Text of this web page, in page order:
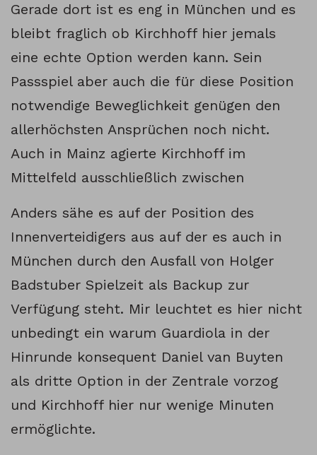
Gerade dort ist es eng in München und es
bleibt fraglich ob Kirchhoff hier jemals
eine echte Option werden kann. Sein
Passspiel aber auch die für diese Position
notwendige Beweglichkeit genügen den
allerhöchsten Ansprüchen noch nicht.
Auch in Mainz agierte Kirchhoff im
Mittelfeld ausschließlich zwischen
Anders sähe es auf der Position des
Innenverteidigers aus auf der es auch in
München durch den Ausfall von Holger
Badstuber Spielzeit als Backup zur
Verfügung steht. Mir leuchtet es hier nicht
unbedingt ein warum Guardiola in der
Hinrunde konsequent Daniel van Buyten
als dritte Option in der Zentrale vorzog
und Kirchhoff hier nur wenige Minuten
ermöglichte.